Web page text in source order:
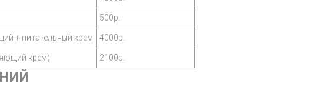
500р.
+ питательный крем 4000р.
крем) 2100р.